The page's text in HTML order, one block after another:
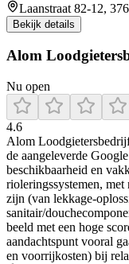
Laanstraat 82-12,
Bekijk details
Alom
Nu open
4.6
Alom
de aangeleverde
beschikbaarheid en
rioleringssystemen,
zijn (van lekkage-
sanitair/
beeld met een hoge
aandachtspunt vooral
en voorrijkosten) bij